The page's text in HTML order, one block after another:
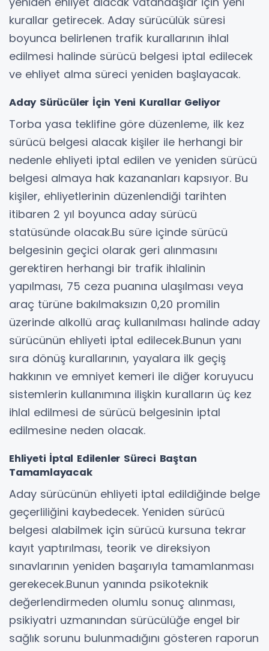
kurallar getirecek. Aday sürücülük süresi
boyunca belirlenen trafik kurallarının ihlal
edilmesi halinde sürücü belgesi iptal edilecek
ve ehliyet alma süreci yeniden başlayacak.
Aday Sürücüler İçin Yeni Kurallar Geliyor
Torba yasa teklifine göre düzenleme, ilk kez
sürücü belgesi alacak kişiler ile herhangi bir
nedenle ehliyeti iptal edilen ve yeniden sürücü
belgesi almaya hak kazananları kapsıyor. Bu
kişiler, ehliyetlerinin düzenlendiği tarihten
itibaren 2 yıl boyunca aday sürücü
statüsünde olacak.Bu süre içinde sürücü
belgesinin geçici olarak geri alınmasını
gerektiren herhangi bir trafik ihlalinin
yapılması, 75 ceza puanına ulaşılması veya
araç türüne bakılmaksızın 0,20 promilin
üzerinde alkollü araç kullanılması halinde aday
sürücünün ehliyeti iptal edilecek.Bunun yanı
sıra dönüş kurallarının, yayalara ilk geçiş
hakkının ve emniyet kemeri ile diğer koruyucu
sistemlerin kullanımına ilişkin kuralların üç kez
ihlal edilmesi de sürücü belgesinin iptal
edilmesine neden olacak.
Ehliyeti İptal Edilenler Süreci Baştan
Tamamlayacak
Aday sürücünün ehliyeti iptal edildiğinde belge
geçerliliğini kaybedecek. Yeniden sürücü
belgesi alabilmek için sürücü kursuna tekrar
kayıt yaptırılması, teorik ve direksiyon
sınavlarının yeniden başarıyla tamamlanması
gerekecek.Bunun yanında psikoteknik
değerlendirmeden olumlu sonuç alınması,
psikiyatri uzmanından sürücülüğe engel bir
sağlık sorunu bulunmadığını gösteren raporun